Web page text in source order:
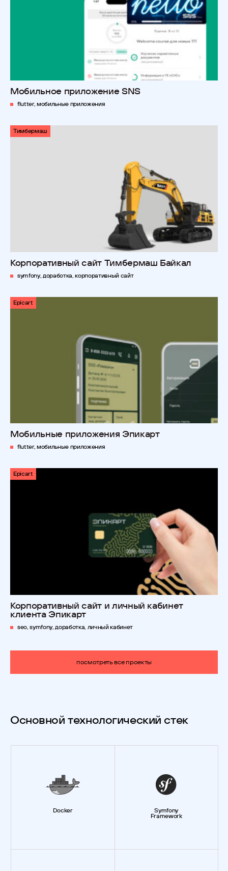
Мобильное приложение SNS
flutter, мобильные приложения
Тимбермаш
Корпоративный сайт Тимбермаш Байкал
symfony, доработка, корпоративный сайт
Epicart
Мобильные приложения Эпикарт
flutter, мобильные приложения
Epicart
Корпоративный сайт и личный кабинет
клиента Эпикарт
seo, symfony, доработка, личный кабинет
посмотреть все проекты
Основной технологический стек
Docker Symfony
Framework